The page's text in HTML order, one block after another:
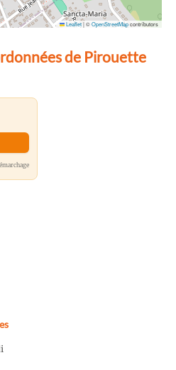
Leaflet|©OpenStreetMapcontributors
de Pirouette